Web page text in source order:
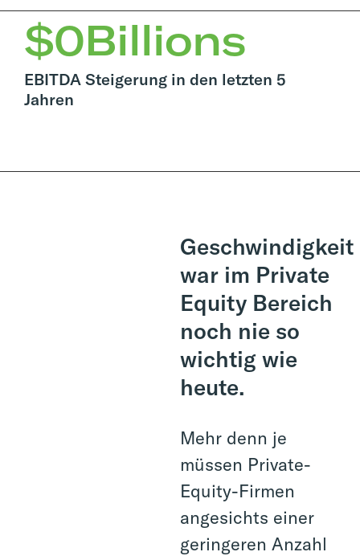
$0Billions
EBITDA Steigerung in den letzten 5
Jahren
Geschwindigkeit
war im Private
Equity Bereich
noch nie so
wichtig wie
heute.
Mehr denn je
müssen Private-
Equity-Firmen
angesichts einer
geringeren Anzahl